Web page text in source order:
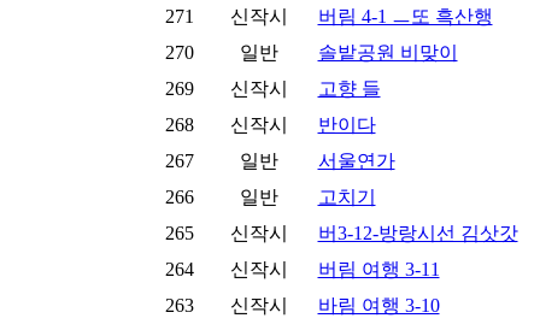
271
신작시
버림 4-1 ㅡ또 흑산행
270
일반
솔밭공원 비맞이
269
신작시
고향 들
268
신작시
반이다
267
일반
서울연가
266
일반
고치기
265
신작시
버3-12-방랑시선 김삿갓
264
신작시
버림 여행 3-11
263
신작시
바림 여행 3-10